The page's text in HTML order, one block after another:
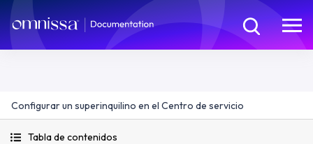
Configurar un superinquilino en el Centro de servicio
Tabla de contenidos